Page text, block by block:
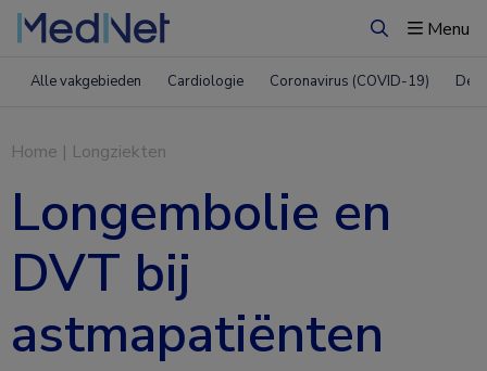
ZoekenMenu
Alle vakgebieden Cardiologie Coronavirus (COVID-19)
Home | Longziekten
Longembolie en
DVT bij
astmapatiënten